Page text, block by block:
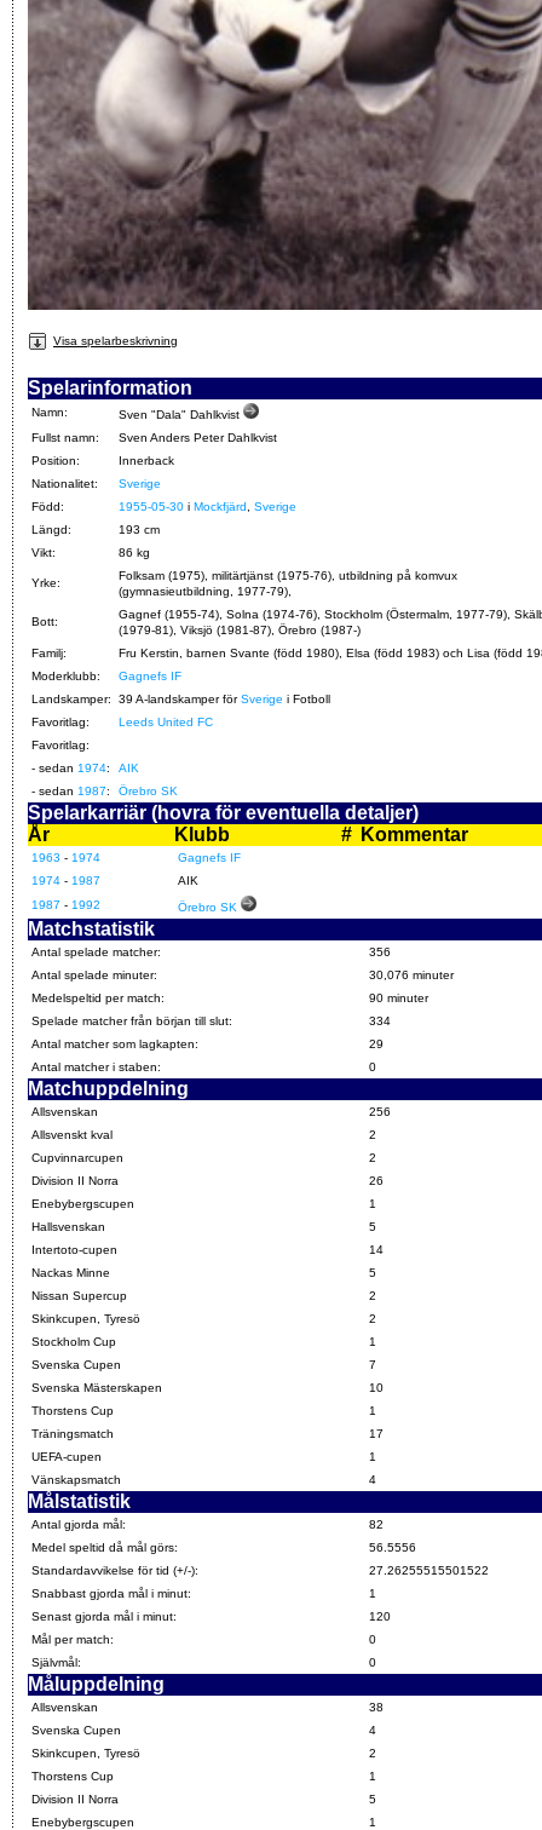
Visa spelarbeskrivning
Spelarinformation
Namn:
Sven "Dala" Dahlkvist
Fullst namn:
Sven Anders Peter Dahlkvist
Position:
Innerback
Nationalitet:
Sverige
Född:
1955-05-30 i Mockfjärd
Sverige
Längd:
193 cm
Vikt:
86 kg
Yrke:
Folksam (1975), militärtjänst (1975-76), utbildning på komvux
(gymnasieutbildning, 1977-79),
Bott:
Gagnef (1955-74), Solna (1974-76), Stockholm (Östermalm, 1977-79),
(1979-81), Viksjö (1981-87), Örebro (1987-)
Familj:
Fru Kerstin, barnen Svante (född 1980), Elsa (född 1983) och Lisa (född
Moderklubb:
Gagnefs IF
Landskamper:
39 A-landskamper förSverige i Fotboll
Favoritlag:
Leeds United FC
Favoritlag:
- sedan 1974:
AIK
- sedan 1987: Örebro SK
Spelarkarriär (hovra för eventuella detaljer)
År
Klubb # Kommentar
1963 - 1974
Gagnefs IF
1974 - 1987
AIK
1987 - 1992 Örebro SK
Matchstatistik
Antal spelade matcher:
356
Antal spelade minuter:
30,076 minuter
Medelspeltid per match:
90 minuter
Spelade matcher från början till slut:
334
Antal matcher som lagkapten:
29
Antal matcher i staben:
0
Matchuppdelning
Allsvenskan
256
Allsvenskt kval
2
Cupvinnarcupen
2
Division II Norra
26
Enebybergscupen
1
Hallsvenskan
5
Intertoto-cupen
14
Nackas Minne
5
Nissan Supercup
2
Skinkcupen, Tyresö
2
Stockholm Cup
1
Svenska Cupen
7
Svenska Mästerskapen
10
Thorstens Cup
1
Träningsmatch
17
UEFA-cupen
1
Vänskapsmatch
4
Målstatistik
Antal gjorda mål:
82
Medel speltid då mål görs:
56.5556
Standardavvikelse för tid (+/-):
27.26255515501522
Snabbast gjorda mål i minut:
1
Senast gjorda mål i minut:
120
Mål per match:
0
Självmål:
0
Måluppdelning
Allsvenskan
38
Svenska Cupen
4
Skinkcupen, Tyresö
2
Thorstens Cup
1
Division II Norra
5
Enebybergscupen
1